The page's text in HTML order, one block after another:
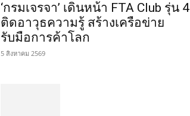
‘กรมเจรจา’ เดินหน้า FTA Club รุ่น 4
ติดอาวุธความรู้ สร้างเครือข่าย
รับมือการค้าโลก
5 สิงหาคม 2569